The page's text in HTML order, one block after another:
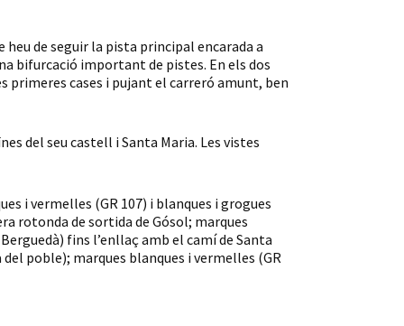
de seguir la pista principal encarada a
bifurcació important de pistes. En els dos
primeres cases i pujant el carreró amunt, ben
del seu castell i Santa Maria. Les vistes
i vermelles (GR 107) i blanques i grogues
rotonda de sortida de Gósol; marques
fins l’enllaç amb el camí de Santa
poble); marques blanques i vermelles (GR